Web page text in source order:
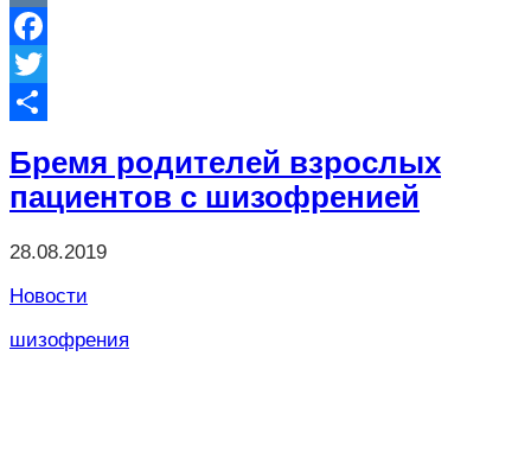
VK
Facebook
Twitter
Бремя родителей взрослых
пациентов с шизофренией
28.08.2019
Новости
шизофрения